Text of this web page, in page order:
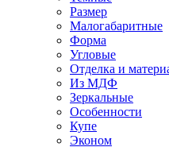
Размер
Малогабаритные
Форма
Угловые
Отделка и
Из МДФ
Зеркальные
Особенности
Купе
Эконом